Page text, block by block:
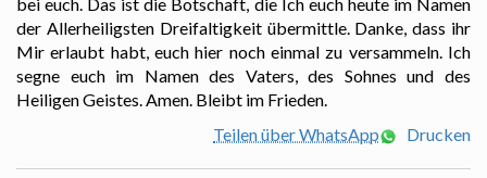
der Allerheiligsten Dreifaltigkeit übermittle. Danke, dass ihr
Mir erlaubt habt, euch hier noch einmal zu versammeln. Ich
segne euch im Namen des Vaters, des Sohnes und des
Heiligen Geistes. Amen. Bleibt im Frieden.
Teilen über WhatsApp
Drucken